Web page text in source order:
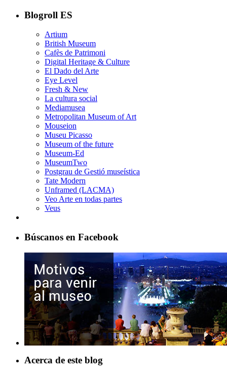
Blogroll ES
Artium
British Museum
Cafès de Patrimoni
Digital Heritage & Culture
El Dado del Arte
Eye Level
Fresh & New
La cultura social
Mediamusea
Metropolitan Museum of Art
Mouseion
Museu Picasso
Museum of the future
Museum-Ed
MuseumTwo
Postgrau de Gestió museística
Tate Modern
Unframed (LACMA)
Veo Arte en todas partes
Veus
Búscanos en Facebook
Acerca de este blog